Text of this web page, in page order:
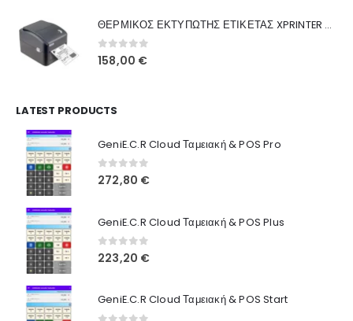
160,00 €. είναι:
ΘΕΡΜΙΚΟΣ ΕΚΤΥΠΩΤΗΣ ΕΤΙΚΕΤΑΣ XPRINTER XP-420B
0out of 5
158,00 €
LATEST PRODUCTS
GeniE.C.R Cloud Ταμειακή & POS Pro
0out of 5
272,80 €
GeniE.C.R Cloud Ταμειακή & POS Plus
0out of 5
223,20 €
GeniE.C.R Cloud Ταμειακή & POS Start
Γιατί Εμάς
Blog
Όροι Χρήσης
Τρόποι Αγοράς
Τρόποι Πληρωμής
Τρόποι Αποστολής
Ασφάλεια Πληρωμών